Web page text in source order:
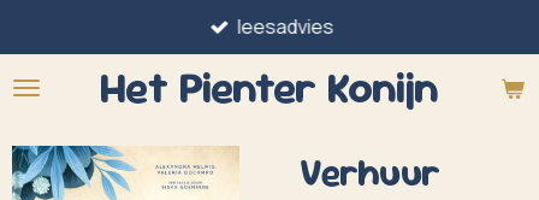
direct
naar
hoofdinhoud
Het Pienter Konijn
leesadvies
Verhuur